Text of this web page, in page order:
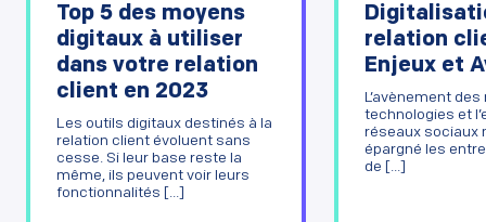
Top 5 des moyens
digitaux à utiliser
dans votre relation
client en 2023
Les outils digitaux destinés à la
relation client évoluent sans
cesse. Si leur base reste la
même, ils peuvent voir leurs
fonctionnalités [...]
relation
Enjeux et
L’avènement
technologies et
réseaux sociaux
épargné les
de [...]